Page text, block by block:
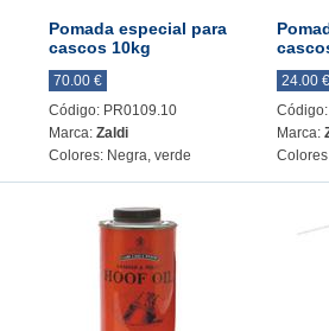
Pomada especial para
cascos 10kg
70.00 €
Código: PR0109.10
Marca: Zaldi
Colores: Negra, verde
24.00 €
Marca: